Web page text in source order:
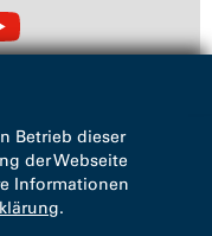
Betrieb dieser
der Webseite
Informationen
.